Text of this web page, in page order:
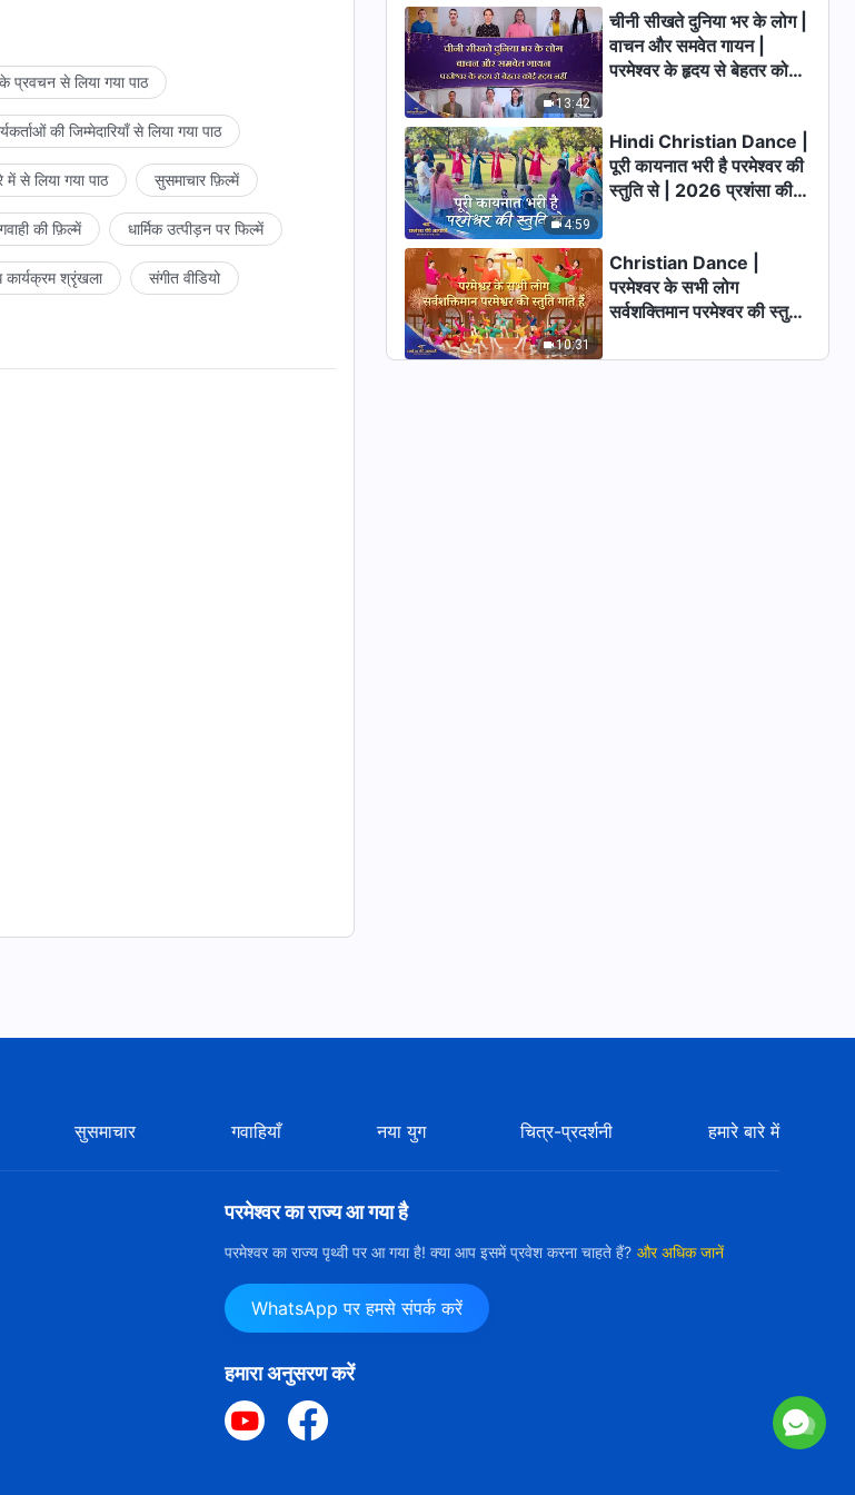
में मेरे आशीष प्राप्त करोगे और तुम पूरे ब्रह्माण्ड में
कार्य, संपूर्ण ब्रह्मांड के लिए
से लिया गया पाठ
की जिम्मेदारियाँ से लिया गया पाठ
लिया गया पाठ सुसमाचार फ़िल्में
की फ़िल्में धार्मिक उत्पीड़न पर फिल्में
कार्यक्रम श्रृंखला संगीत वीडियो
13:42
चीनी सीखते दुनिया भर के लोग |
वाचन और समवेत गायन |
परमेश्वर के हृदय से बेहतर कोई
4:59
Hindi Christian Dance |
पूरी कायनात भरी है परमेश्वर की
स्तुति से | 2026 प्रशंसा की
10:31
Christian Dance |
परमेश्वर के सभी लोग
सर्वशक्तिमान परमेश्वर की स्तुति
आवाजें
सुसमाचार गवाहियाँ नया युग चित्र-प्रदर्शनी हमारे बारे में
परमेश्वर का राज्य आ गया है
परमेश्वर का राज्य पृथ्वी पर आ गया है! क्या आप इसमें प्रवेश करना चाहते हैं? और अधिक जानें
WhatsApp पर हमसे संपर्क करें
हमारा अनुसरण करें